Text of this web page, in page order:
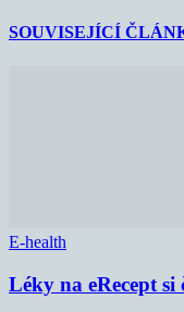
SOUVISEJÍCÍ
E-health
Léky na eRecept